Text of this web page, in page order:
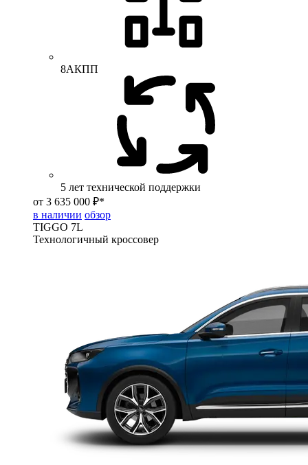
8АКПП
5 лет технической поддержки
от 3 635 000 ₽*
в наличии обзор
TIGGO 7L
Технологичный кроссовер